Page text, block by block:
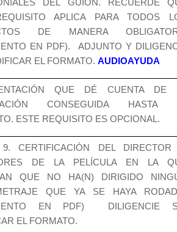
DEL GUION. RECUERDE
APLICA PARA TODOS
DE MANERA
EN PDF). ADJUNTO Y
EL FORMATO. AUDIOAYUDA
QUE DÉ CUENTA DE
CONSEGUIDA HASTA
ESTE REQUISITO ES OPCIONAL.
CERTIFICACIÓN DEL
DE LA PELÍCULA EN LA
QUE NO HA(N) DIRIGIDO
QUE YA SE HAYA
EN PDF) DILIGENCIE
EL FORMATO.